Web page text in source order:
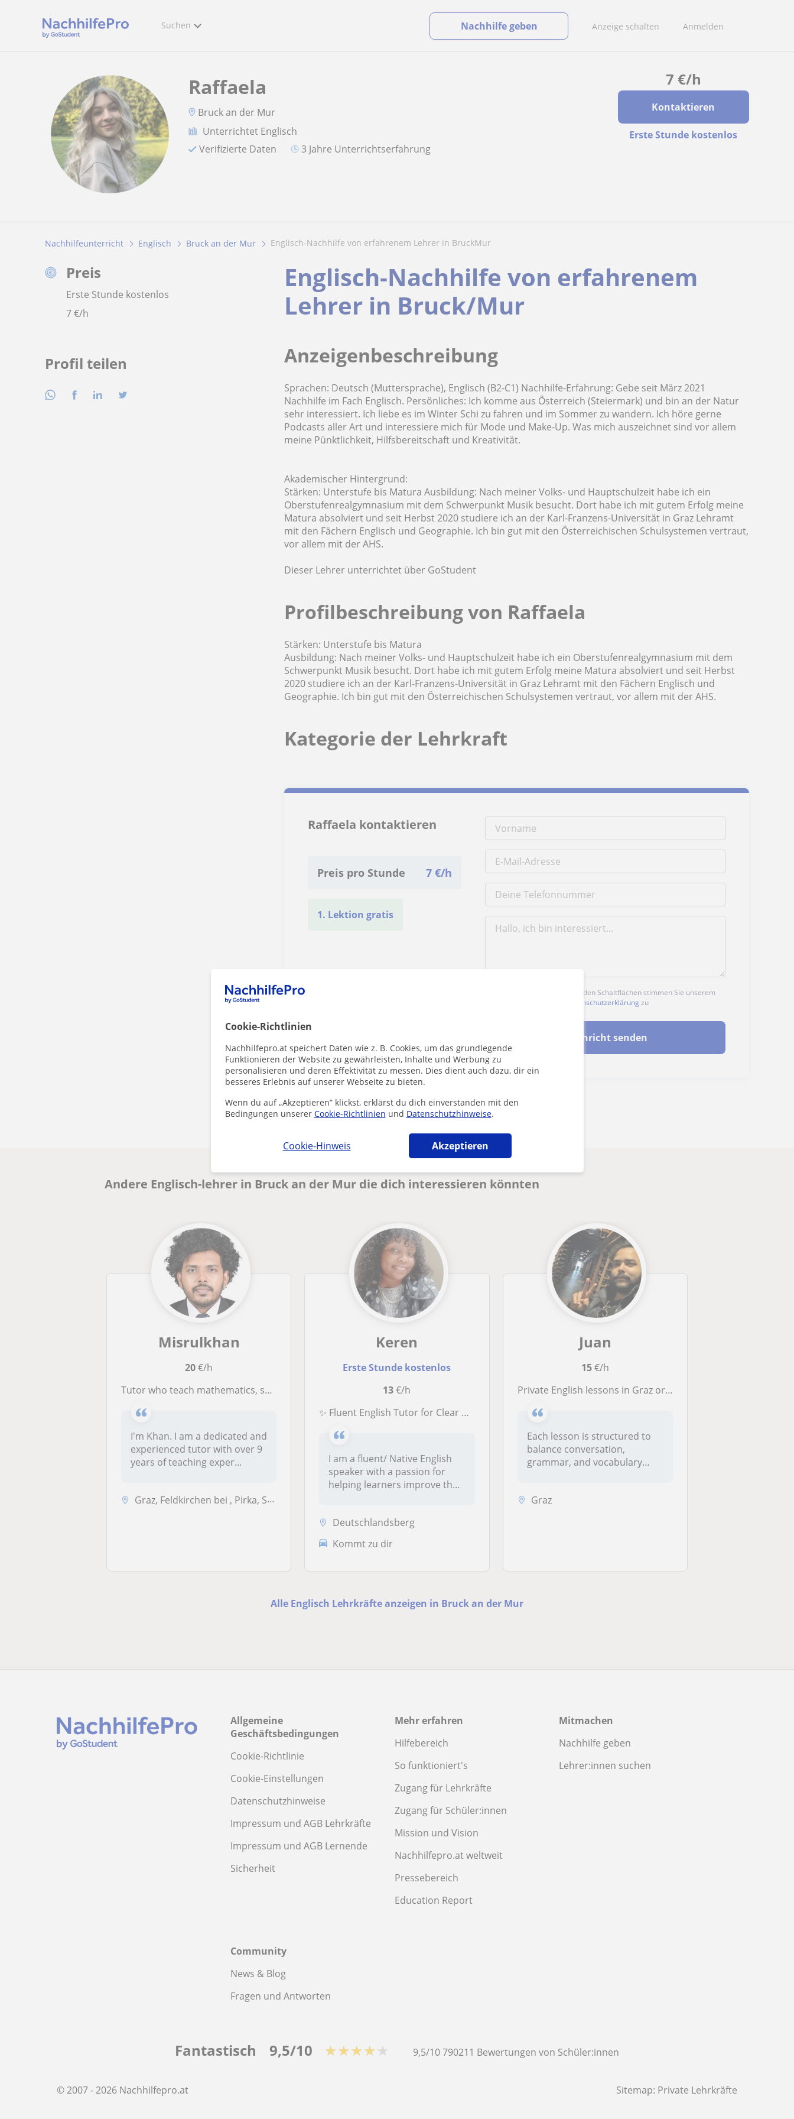
Cookie-Richtlinien
Nachhilfepro.at speichert Daten wie z. B. Cookies, um das grundlegende
Funktionieren der Website zu gewährleisten, Inhalte und Werbung zu
personalisieren und deren Effektivität zu messen. Dies dient auch dazu, dir ein
besseres Erlebnis auf unserer Webseite zu bieten.
Wenn du auf „Akzeptieren” klickst, erklärst du dich einverstanden mit den
Bedingungen unserer Cookie-Richtlinien und Datenschutzhinweise.
Cookie-Hinweis Akzeptieren
Suchen Anzeige schalten Anmelden
Nachhilfe geben
7 €/h
Kontaktieren
Erste Stunde kostenlos
Raffaela
Bruck an der Mur
Unterrichtet Englisch
Verifizierte Daten
3 Jahre Unterrichtserfahrung
Nachhilfeunterricht Englisch Bruck an der Mur Englisch-Nachhilfe von erfahrenem Lehrer in BruckMur
Preis
Erste Stunde kostenlos
7€/h
Profil teilen
Englisch-Nachhilfe von erfahrenem
Lehrer in Bruck/Mur
Anzeigenbeschreibung
Sprachen: Deutsch (Muttersprache), Englisch (B2-C1) Nachhilfe-Erfahrung: Gebe seit März 2021
Nachhilfe im Fach Englisch. Persönliches: Ich komme aus Österreich (Steiermark) und bin an der Natur
sehr interessiert. Ich liebe es im Winter Schi zu fahren und im Sommer zu wandern. Ich höre gerne
Podcasts aller Art und interessiere mich für Mode und Make-Up. Was mich auszeichnet sind vor allem
meine Pünktlichkeit, Hilfsbereitschaft und Kreativität.
Akademischer Hintergrund:
Stärken: Unterstufe bis Matura Ausbildung: Nach meiner Volks- und Hauptschulzeit habe ich ein
Oberstufenrealgymnasium mit dem Schwerpunkt Musik besucht. Dort habe ich mit gutem Erfolg meine
Matura absolviert und seit Herbst 2020 studiere ich an der Karl-Franzens-Universität in Graz Lehramt
mit den Fächern Englisch und Geographie. Ich bin gut mit den Österreichischen Schulsystemen vertraut,
vor allem mit der AHS.
Dieser Lehrer unterrichtet über GoStudent
Profilbeschreibung von Raffaela
Stärken: Unterstufe bis Matura
Ausbildung: Nach meiner Volks- und Hauptschulzeit habe ich ein Oberstufenrealgymnasium mit dem
Schwerpunkt Musik besucht. Dort habe ich mit gutem Erfolg meine Matura absolviert und seit Herbst
2020 studiere ich an der Karl-Franzens-Universität in Graz Lehramt mit den Fächern Englisch und
Geographie. Ich bin gut mit den Österreichischen Schulsystemen vertraut, vor allem mit der AHS.
Kategorie der Lehrkraft
Raffaela kontaktieren
Preis pro Stunde 7 €/h
1. Lektion gratis
Durch Klicken auf eine der beiden Schaltflächen stimmen Sie unserem
Datenschutzerklärung zu
Nachricht senden
Enthält dieses Profil einen Fehler?Melden
Andere Englisch-lehrer in Bruck an der Mur die dich interessieren könnten
Misrulkhan
20€/h
Tutor who teach mathematics, science, ICT and english. (English medium) Helping for school home work.
I'm Khan. I am a dedicated and
experienced tutor with over 9
years of teaching exper...
Graz, Feldkirchen bei , Pirka, Seiersberg, Stattegg, Thal
Keren
Erste Stunde kostenlos
13€/h
✨ Fluent English Tutor for Clear Communication & Confidence
I am a fluent/ Native English
speaker with a passion for
helping learners improve th...
Deutschlandsberg
Kommt zu dir
Juan
15€/h
Private English lessons in Graz or online. Improve conversation, grammar, and confidence with personalized sessions.
Each lesson is structured to
balance conversation,
grammar, and vocabulary
Graz
Alle Englisch Lehrkräfte anzeigen in Bruck an der Mur
Allgemeine
Geschäftsbedingungen
Cookie-Richtlinie
Cookie-Einstellungen
Datenschutzhinweise
Impressum und AGB Lehrkräfte
Impressum und AGB Lernende
Sicherheit
Mehr erfahren
Hilfebereich
So funktioniert's
Zugang für Lehrkräfte
Zugang für Schüler:innen
Mission und Vision
Nachhilfepro.at weltweit
Pressebereich
Education Report
Mitmachen
Nachhilfe geben
Lehrer:innen suchen
Community
News & Blog
Fragen und Antworten
Fantastisch 9,5/10 ★★★★★ 9,5/10790211 Bewertungen von Schüler:innen
© 2007 - 2026 Nachhilfepro.at Sitemap: Private Lehrkräfte